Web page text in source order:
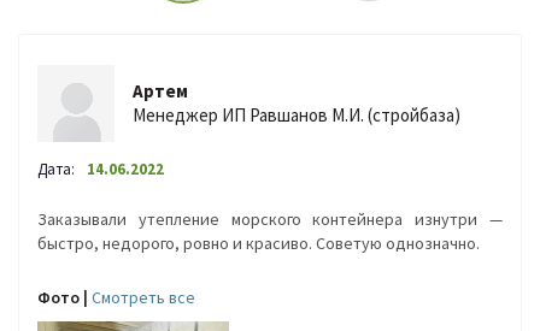
Артем
Менеджер ИП Равшанов М.И. (стройбаза)
Дата: 14.06.2022
Заказывали утепление морского контейнера изнутри —
быстро, недорого, ровно и красиво. Советую однозначно.
Фото | Cмотреть все